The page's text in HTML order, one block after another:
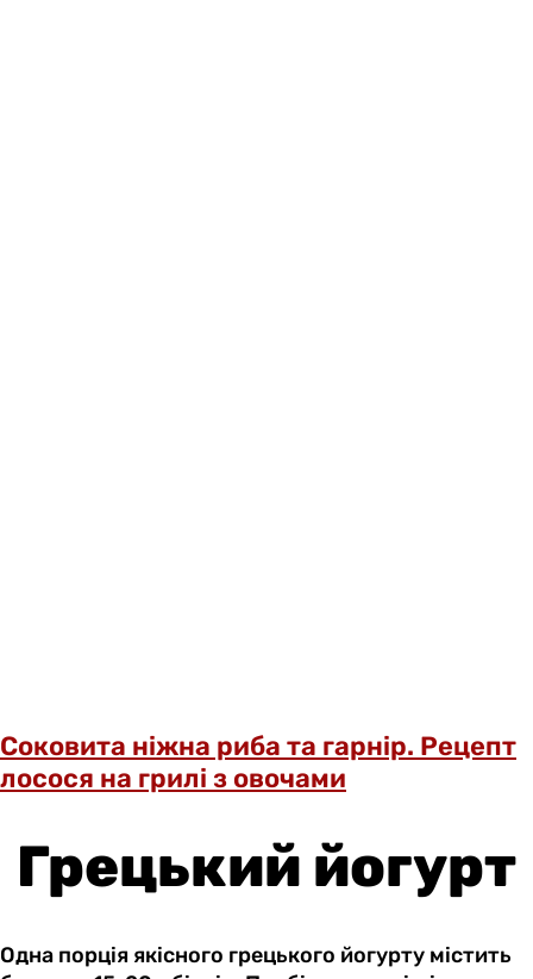
Соковита ніжна риба та гарнір. Рецепт
лосося на грилі з овочами
Грецький йогурт
Одна порція якісного грецького йогурту містить